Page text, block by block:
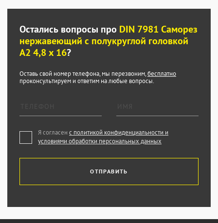
Остались вопросы про DIN 7981 Саморез
нержавеющий с полукруглой головкой
А2 4,8 x 16?
Оставь свой номер телефона, мы перезвоним,бесплатно
проконсультируем и ответим на любые вопросы.
Я согласен с политикой конфиденциальности и
условиями обработки персональных данных
ОТПРАВИТЬ